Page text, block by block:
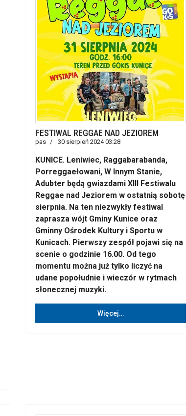
FESTIWAL REGGAE NAD JEZIOREM
pas 30 sierpień 2024 03:28
KUNICE. Leniwiec, Raggabarabanda,
Porreggaełowani, W Innym Stanie,
Adubter będą gwiazdami XIII Festiwalu
Reggae nad Jeziorem w ostatnią sobotę
sierpnia. Na ten niezwykły festiwal
zaprasza wójt Gminy Kunice oraz
Gminny Ośrodek Kultury i Sportu w
Kunicach. Pierwszy zespół pojawi się na
scenie o godzinie 16.00. Od tego
momentu można już tylko liczyć na
udane popołudnie i wieczór w rytmach
słonecznej muzyki.
Więcej…